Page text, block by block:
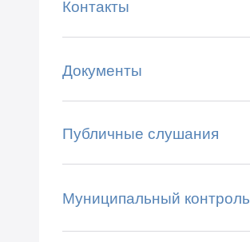
Контакты
Документы
Публичные слушания
Муниципальный контроль